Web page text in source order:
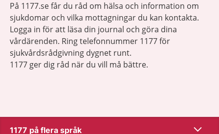
På 1177.se får du råd om hälsa och information om
sjukdomar och vilka mottagningar du kan kontakta.
Logga in för att läsa din journal och göra dina
vårdärenden. Ring telefonnummer 1177 för
sjukvårdsrådgivning dygnet runt.
1177 ger dig råd när du vill må bättre.
1177 på flera språk Visa